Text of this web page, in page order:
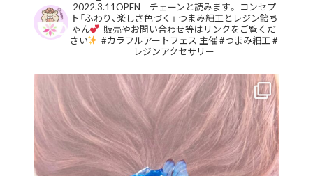
2022.3.11OPEN チェーンと読みます。 コンセプ
ト「ふわり、楽しさ色づく」 つまみ細工とレジン飴ち
ゃん
販売やお問い合わせ等はリンクをご覧くだ
さい
#カラフルアートフェス 主催#つまみ細工 #
レジンアクセサリー